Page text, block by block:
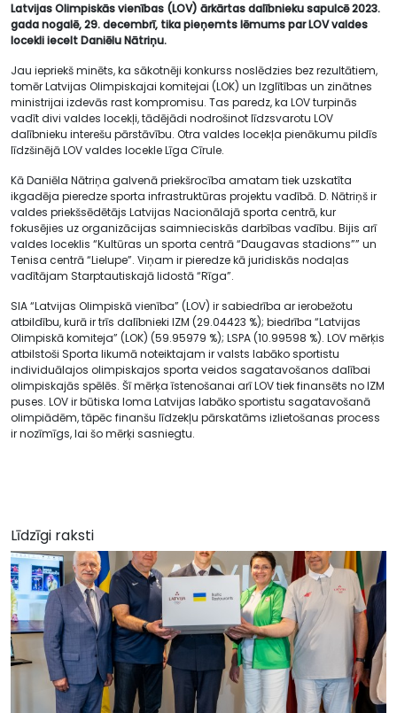
Latvijas Olimpiskās vienības (LOV) ārkārtas dalībnieku sapulcē 2023.
gada nogalē, 29. decembrī, tika pieņemts lēmums par LOV valdes
locekli iecelt Daniēlu Nātriņu.
Jau iepriekš minēts, ka sākotnēji konkurss noslēdzies bez rezultātiem,
tomēr Latvijas Olimpiskajai komitejai (LOK) un Izglītības un zinātnes
ministrijai izdevās rast kompromisu. Tas paredz, ka LOV turpinās
vadīt divi valdes locekļi, tādējādi nodrošinot līdzsvarotu LOV
dalībnieku interešu pārstāvību. Otra valdes locekļa pienākumu pildīs
līdzšinējā LOV valdes locekle Līga Cīrule.
Kā Daniēla Nātriņa galvenā priekšrocība amatam tiek uzskatīta
ikgadēja pieredze sporta infrastruktūras projektu vadībā. D. Nātriņš ir
valdes priekšsēdētājs Latvijas Nacionālajā sporta centrā, kur
fokusējies uz organizācijas saimnieciskās darbības vadību. Bijis arī
valdes loceklis “Kultūras un sporta centrā “Daugavas stadions”” un
Tenisa centrā “Lielupe”. Viņam ir pieredze kā juridiskās nodaļas
vadītājam Starptautiskajā lidostā “Rīga”.
SIA “Latvijas Olimpiskā vienība” (LOV) ir sabiedrība ar ierobežotu
atbildību, kurā ir trīs dalībnieki IZM (29.04423 %); biedrība “Latvijas
Olimpiskā komiteja” (LOK) (59.95979 %); LSPA (10.99598 %). LOV mērķis
atbilstoši Sporta likumā noteiktajam ir valsts labāko sportistu
individuālajos olimpiskajos sporta veidos sagatavošanos dalībai
olimpiskajās spēlēs. Šī mērķa īstenošanai arī LOV tiek finansēts no IZM
puses. LOV ir būtiska loma Latvijas labāko sportistu sagatavošanā
olimpiādēm, tāpēc finanšu līdzekļu pārskatāms izlietošanas process
ir nozīmīgs, lai šo mērķi sasniegtu.
Līdzīgi raksti